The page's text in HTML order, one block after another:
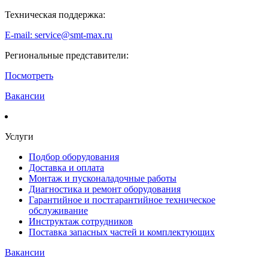
Техническая поддержка:
E-mail: service@smt-max.ru
Региональные представители:
Посмотреть
Вакансии
Услуги
Подбор оборудования
Доставка и оплата
Монтаж и пусконаладочные работы
Диагностика и ремонт оборудования
Гарантийное и постгарантийное техническое
обслуживание
Инструктаж сотрудников
Поставка запасных частей и комплектующих
Вакансии